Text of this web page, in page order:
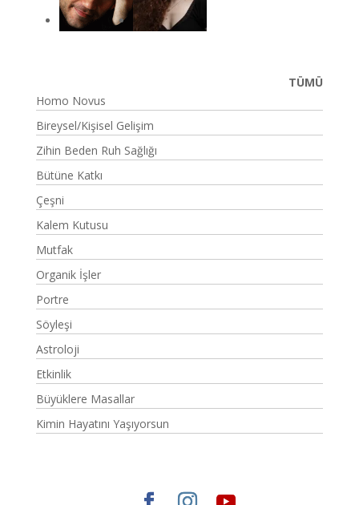
TÜMÜ
Homo Novus
Bireysel/Kişisel Gelişim
Zihin Beden Ruh Sağlığı
Bütüne Katkı
Çeşni
Kalem Kutusu
Mutfak
Organik İşler
Portre
Söyleşi
Astroloji
Etkinlik
Büyüklere Masallar
Kimin Hayatını Yaşıyorsun